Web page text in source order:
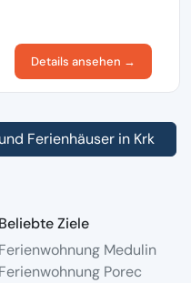
Details ansehen →
Ferienhäuser in Krk
Beliebte Ziele
Ferienwohnung Medulin
Ferienwohnung Porec